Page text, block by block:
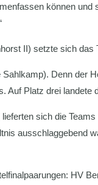
können
II) setzte sich
Denn der
Auf Platz drei
sich die
ausschlaggebend
HV